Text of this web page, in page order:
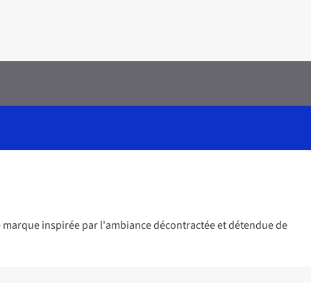
inspirée par l'ambiance décontractée et détendue de